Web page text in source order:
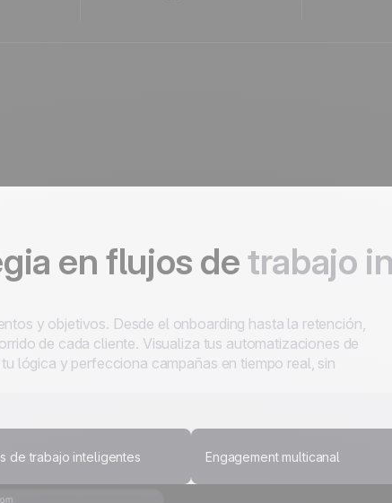
en flujos detrabajo
y objetivos. Desde el onboarding hasta la retención,
de cada cliente. Visualiza tus automatizaciones de
lógica y perfecciona campañas en tiempo real, sin
de trabajo inteligentes Engagement multicanal